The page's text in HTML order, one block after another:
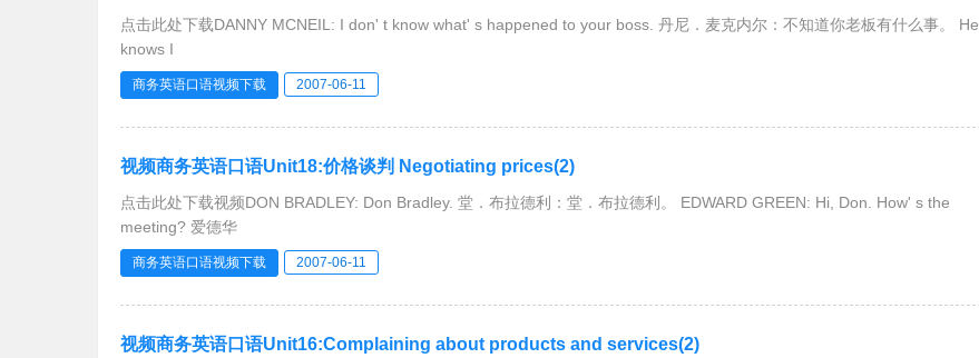
点击此处下载DANNY MCNEIL: I don' t know what' s happened to your boss. 丹尼．麦克内尔：不知道你老板有什么事。 He
knows I
商务英语口语视频下载 2007-06-11
视频商务英语口语Unit18:价格谈判 Negotiating prices(2)
点击此处下载视频DON BRADLEY: Don Bradley. 堂．布拉德利：堂．布拉德利。 EDWARD GREEN: Hi, Don. How' s the
meeting? 爱德华
商务英语口语视频下载 2007-06-11
视频商务英语口语Unit16:Complaining about products and services(2)